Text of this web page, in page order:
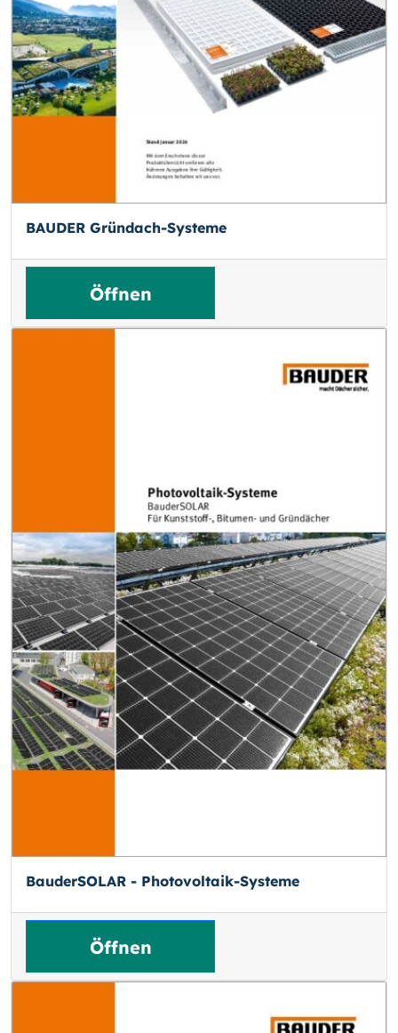
BAUDER Gründach-Systeme
Öffnen
BauderSOLAR - Photovoltaik-Systeme
Öffnen